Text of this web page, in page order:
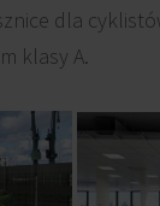
dla
klasy A.